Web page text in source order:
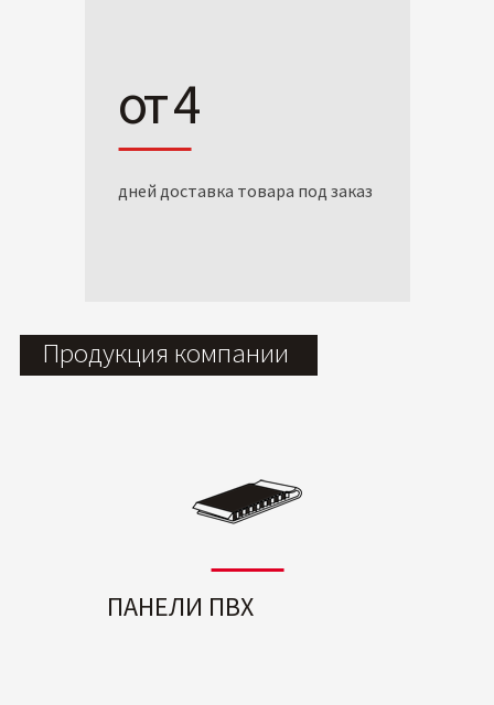
от 4
дней доставка товара под заказ
Продукция компании
ПАНЕЛИ ПВХ